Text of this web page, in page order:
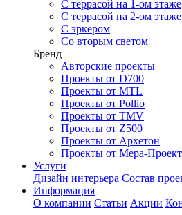
С террасой на 1-ом этаже
С террасой на 2-ом этаже
С эркером
Со вторым светом
Бренд
Авторские проекты
Проекты от D700
Проекты от MTL
Проекты от Pollio
Проекты от TMV
Проекты от Z500
Проекты от Архетон
Проекты от Мера-Проект
Услуги
Дизайн интерьера Состав
Информация
О компании Статьи Акции